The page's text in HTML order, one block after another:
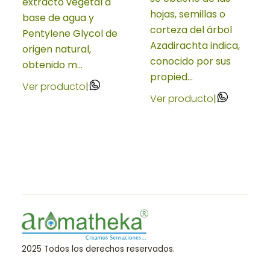
base de agua y
Pentylene Glycol de
origen natural,
obtenido m...
Ver producto|
hojas, semillas o
corteza del árbol
Azadirachta indica,
conocido por sus
propied...
Ver producto|
2025 Todos los derechos reservados.